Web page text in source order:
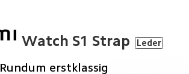
Watch S1 Strap Leder
Rundum erstklassig